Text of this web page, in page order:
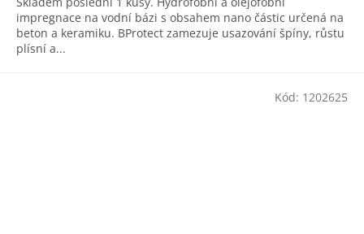
impregnace na vodní bázi s obsahem nano částic určená na
beton a keramiku. BProtect zamezuje usazování špíny, růstu
plísní a...
Kód: 1202625